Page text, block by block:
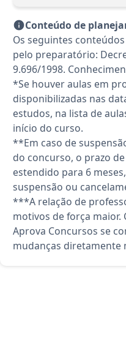
Conteúdo de
Os seguintes
pelo preparatório:
9.696/1998.
*Se houver aulas em
disponibilizadas nas
estudos, na lista de
início do curso.
**Em caso de
do concurso, o prazo
estendido para 6
suspensão ou
***A relação de
motivos de força maior.
Aprova Concursos se
mudanças diretamente